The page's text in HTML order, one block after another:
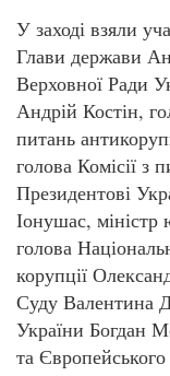
У заході взяли
Глави держави
Верховної Ради
Андрій Костін,
питань
голова Комісії з
Президентові
Іонушас,
голова
корупції
Суду Валентина
України Богдан
та